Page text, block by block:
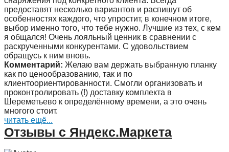
предоставят несколько вариантов и распишут об
особенностях каждого, что упростит, в конечном итоге,
выбор именно того, что тебе нужно. Лучшие из тех, с кем
я общался! Очень лояльный ценник в сравнении с
раскрученными конкурентами. С удовольствием
обращусь к ним вновь.
Комментарий: Желаю вам держать выбранную планку
как по ценообразованию, так и по
клиентоориентированности. Смогли организовать и
проконтролировать (!) доставку комплекта в
Шереметьево к определённому времени, а это очень
многого стоит.
читать ещё...
Отзывы с Яндекс.Маркета